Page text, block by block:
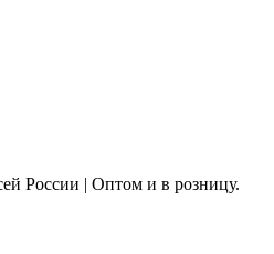
России | Оптом и в розницу.